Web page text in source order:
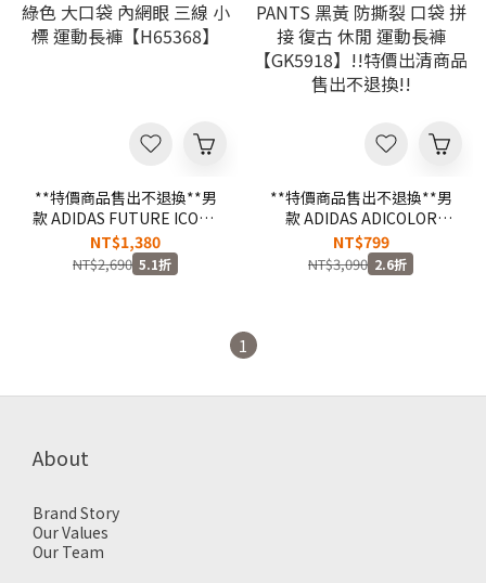
**特價商品售出不退換**男
款 ADIDAS FUTURE ICONS
綠色 大口袋 內網眼 三線 小
標 運動長褲【H65368】
NT$1,380
NT$2,690 5.1折
**特價商品售出不退換**男
款 ADIDAS ADICOLOR
PANTS 黑黃 防撕裂 口袋 拼
接 復古 休閒 運動長褲
【GK5918】!!特價出清商品
NT$799
NT$3,090 2.6折
1
About
Brand Story
Our Values
Our Team